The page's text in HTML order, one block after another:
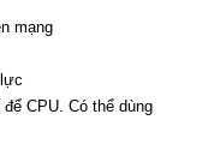
mạng
CPU. Có thể dùng